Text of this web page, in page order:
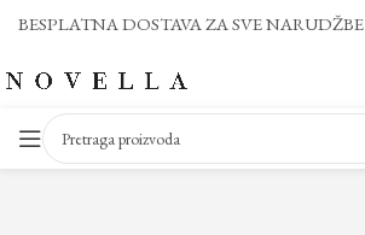
BESPLATNA DOSTAVA ZA SVE NARUDŽBE